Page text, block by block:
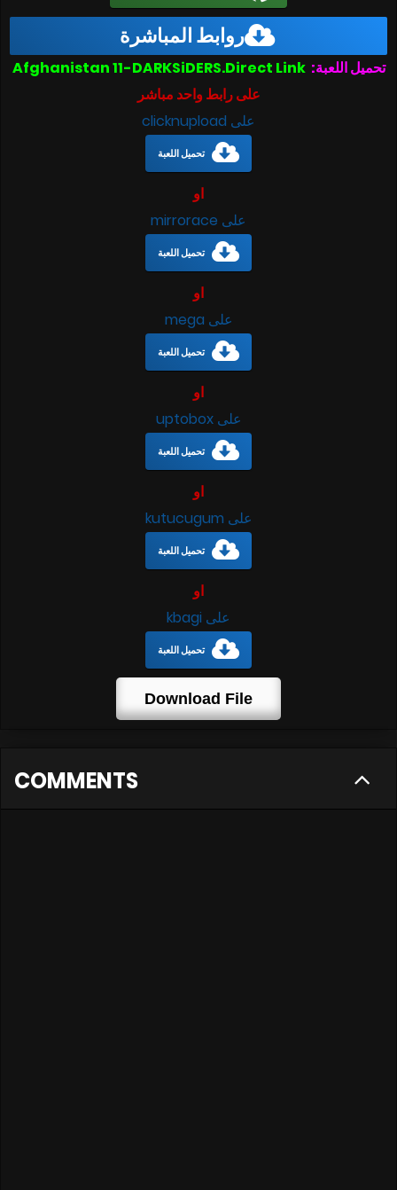
روابط المباشرة
تحميل اللعبة: Afghanistan 11-DARKSiDERS.Direct Link
على رابط واحد مباشر
على clicknupload
تحميل اللعبة
او
على mirrorace
تحميل اللعبة
او
على mega
تحميل اللعبة
او
على uptobox
تحميل اللعبة
او
على kutucugum
تحميل اللعبة
او
على kbagi
تحميل اللعبة
Download File
COMMENTS